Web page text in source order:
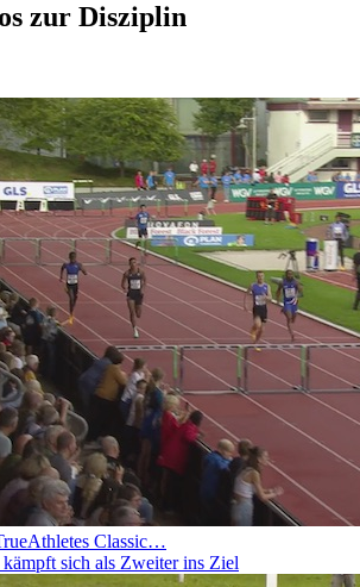
zur Disziplin
Classic…
sich als Zweiter ins Ziel